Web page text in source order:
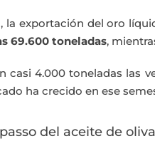
la exportación del oro
69.600 toneladas,
casi 4.000 toneladas las
ha crecido en ese
del aceite de